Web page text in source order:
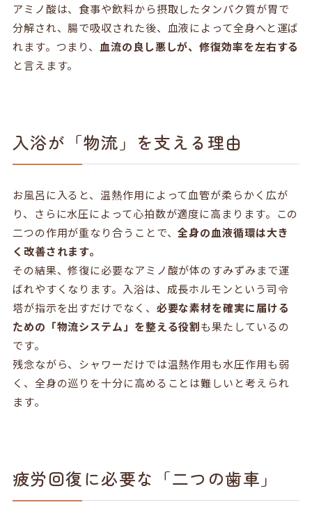
アミノ酸は、食事や飲料から摂取したタンパク質が胃で
分解され、腸で吸収された後、血液によって全身へと運ば
れます。つまり、血流の良し悪しが、修復効率を左右する
と言えます。
入浴が「物流」を支える理由
お風呂に入ると、温熱作用によって血管が柔らかく広が
り、さらに水圧によって心拍数が適度に高まります。この
二つの作用が重なり合うことで、全身の血液循環は大き
く改善されます。
その結果、修復に必要なアミノ酸が体のすみずみまで運
ばれやすくなります。入浴は、成長ホルモンという司令
塔が指示を出すだけでなく、 必要な素材を確実に届ける
ための「物流システム」を整える役割も果たしているの
です。
残念ながら、シャワーだけでは温熱作用も水圧作用も弱
く、全身の巡りを十分に高めることは難しいと考えられ
ます。
疲労回復に必要な「二つの歯車」